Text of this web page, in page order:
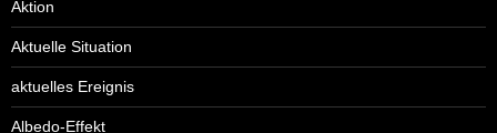
Aktion
Aktuelle Situation
aktuelles Ereignis
Albedo-Effekt